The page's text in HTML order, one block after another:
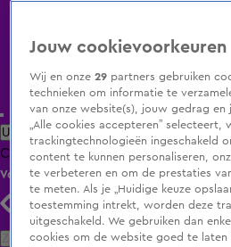
Uitzending Gemist Populaire programma's
ClipsFilmsRadioSmart TV inlog
Volg KIJK
Zoeken
Jouw cookievoorkeuren
Wij en onze29 partners gebruiken
technieken om informatie te
van onze website(s), jouw gedrag en
„Alle cookies accepteren” selecteert,
trackingtechnologieën ingeschakeld
content te kunnen personaliseren,
te verbeteren en om de prestaties
te meten. Als je „Huidige keuze
toestemming intrekt, worden deze
uitgeschakeld. We gebruiken dan
cookies om de website goed te